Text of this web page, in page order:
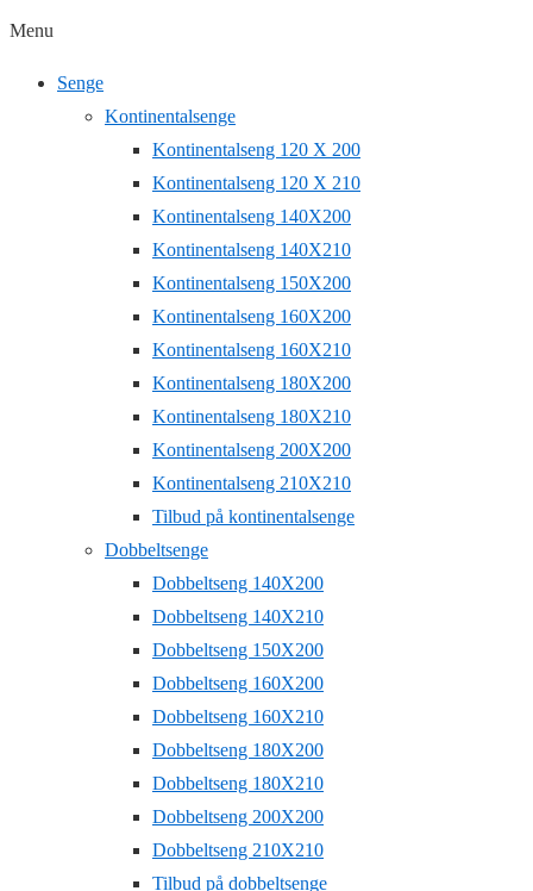
Menu
Senge
Kontinentalsenge
Kontinentalseng 120 X 200
Kontinentalseng 120 X 210
Kontinentalseng 140X200
Kontinentalseng 140X210
Kontinentalseng 150X200
Kontinentalseng 160X200
Kontinentalseng 160X210
Kontinentalseng 180X200
Kontinentalseng 180X210
Kontinentalseng 200X200
Kontinentalseng 210X210
Tilbud på kontinentalsenge
Dobbeltsenge
Dobbeltseng 140X200
Dobbeltseng 140X210
Dobbeltseng 150X200
Dobbeltseng 160X200
Dobbeltseng 160X210
Dobbeltseng 180X200
Dobbeltseng 180X210
Dobbeltseng 200X200
Dobbeltseng 210X210
Tilbud på dobbeltsenge